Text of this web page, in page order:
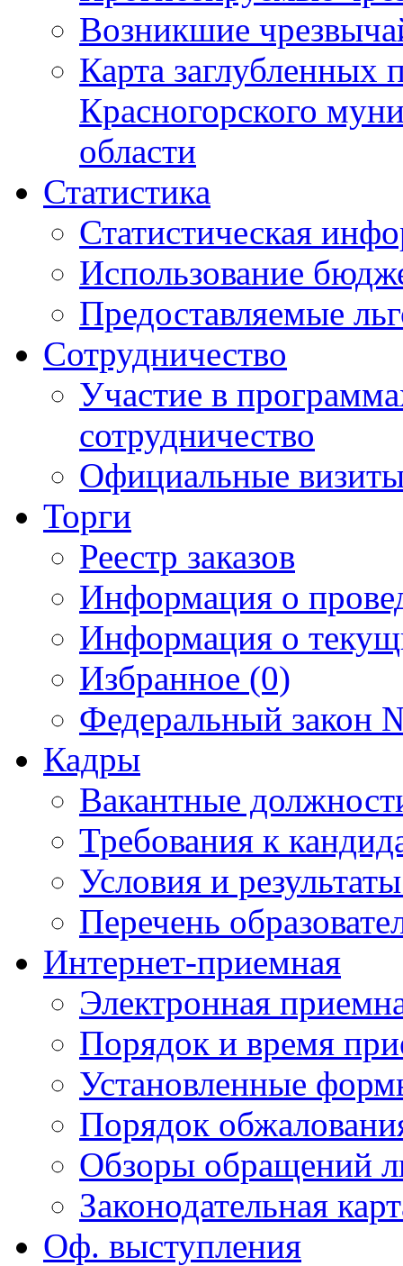
Возникшие
Карта
Красногорского
области
Статистика
Статистическая
Использование
Предоставляемые
Сотрудничество
Участие в
сотрудничество
Официальные
Торги
Реестр заказов
Информация о
Информация о
Избранное (0)
Федеральный закон
Кадры
Вакантные
Требования к
Условия и
Перечень
Интернет-приемная
Электронная
Порядок и время
Установленные
Порядок
Обзоры обращений
Законодательная
Оф. выступления